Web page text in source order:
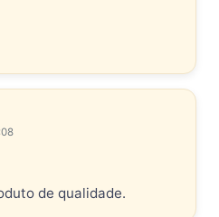
de qualidade.